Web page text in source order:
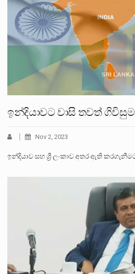
ඉන්දියාවට වාසි තවත්
Nov 2, 2023
ඉන්දියාව සහ ශ්‍රී ලංකාව අතර ඇති